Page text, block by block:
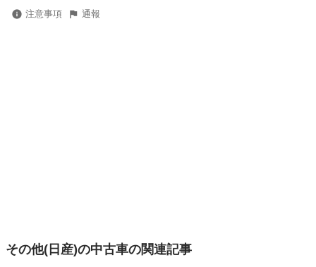
注意事項 通報
その他(日産)の中古車の関連記事